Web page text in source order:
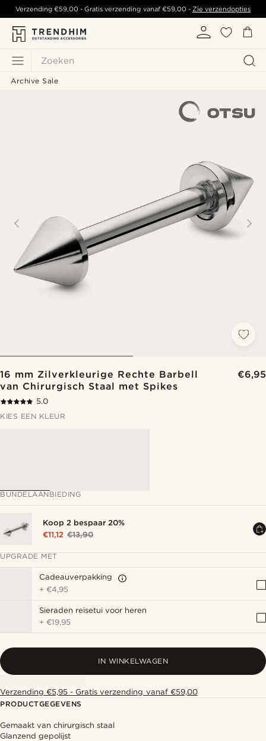
Zoeken
Verzending€59,00 - Gratis verzending vanaf €59,00- Zie verzendopties
Archive Sale
16 mm Zilverkleurige Rechte Barbell
van Chirurgisch Staal met Spikes
€6,95
5.0
KIES EEN KLEUR
BUNDELAANBIEDING
Koop 2 bespaar 20%
€11,12 €13,90
UPGRADE MET
Cadeauverpakking
+€4,95
Sieraden reisetui voor heren
+€19,95
IN WINKELWAGEN
Verzending €5,95 - Gratis verzending vanaf €59,00
PRODUCTGEGEVENS
Gemaakt van chirurgisch staal
Glanzend gepolijst